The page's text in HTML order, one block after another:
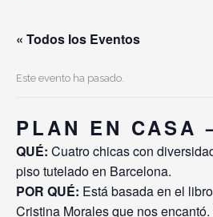
« Todos los Eventos
Este evento ha pasado.
PLAN EN CASA
QUÉ: Cuatro chicas con
piso tutelado en Barcelona.
POR QUÉ: Está basada en el
Cristina Morales que nos